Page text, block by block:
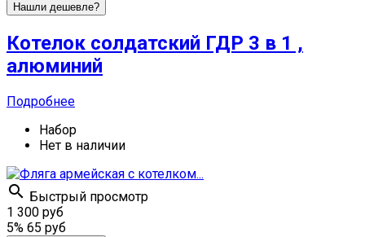
Нашли дешевле?
Котелок солдатский ГДР 3 в 1 ,
алюминий
Подробнее
Набор
Нет в наличии
 Быстрый просмотр
1 300 руб
5% 65 руб